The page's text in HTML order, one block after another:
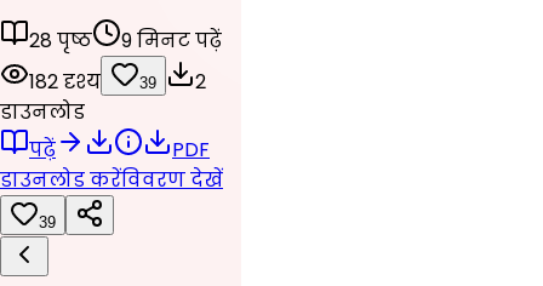
28 पृष्ठ
9 मिनट पढ़ें
182 दृश्य
39
2
डाउनलोड
पढ़ें
PDF
डाउनलोड करेंविवरण देखें
39